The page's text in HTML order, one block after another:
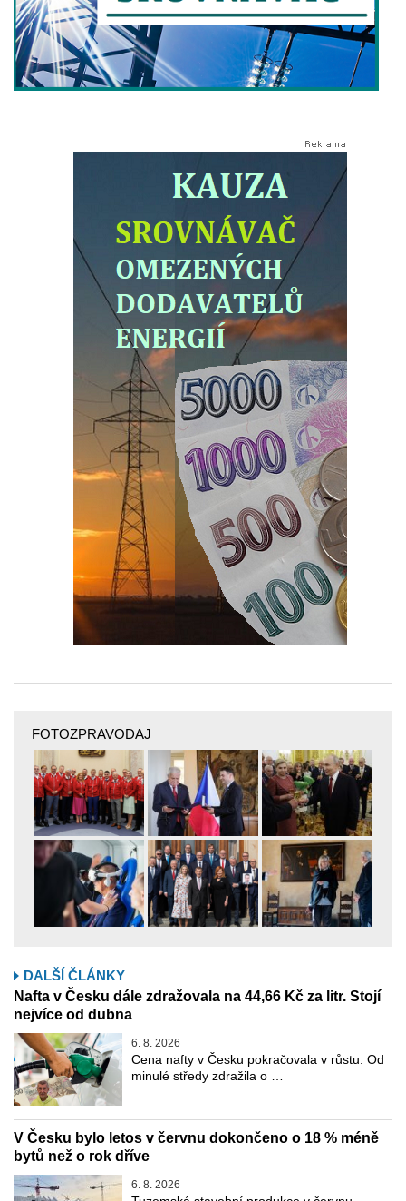
FOTOZPRAVODAJ
DALŠÍ ČLÁNKY
Nafta v Česku dále zdražovala na 44,66 Kč za litr. Stojí
nejvíce od dubna
6. 8. 2026
Cena nafty v Česku pokračovala v růstu. Od
minulé středy zdražila o …
V Česku bylo letos v červnu dokončeno o 18 % méně
bytů než o rok dříve
6. 8. 2026